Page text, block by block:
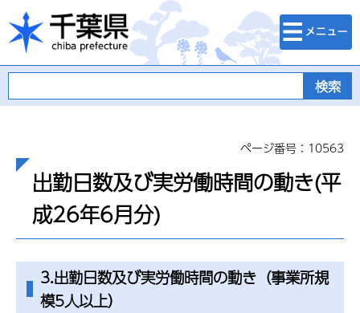
千葉県
検索・メニュ
ー
ページ番号：10563
出勤日数及び実労働時間の動き(平
成26年6月分)
3.出勤日数及び実労働時間の動き（事業所規
模5人以上）